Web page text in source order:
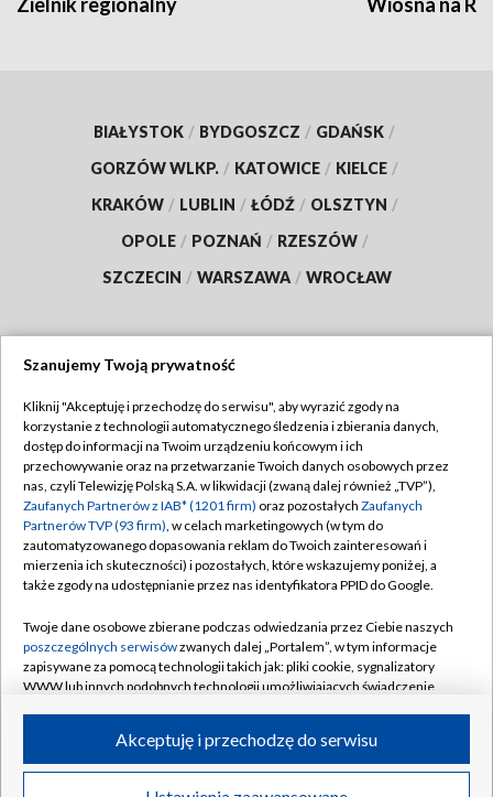
BIAŁYSTOK / BYDGOSZCZ / GDAŃSK /
GORZÓW WLKP. / KATOWICE / KIELCE /
KRAKÓW / LUBLIN / ŁÓDŹ / OLSZTYN /
OPOLE / POZNAŃ / RZESZÓW /
SZCZECIN / WARSZAWA / WROCŁAW
TVP
Abonament TVP
Emisja w TVP
Centrum informacji TVP
Naziemna Telewizja Cyfrowa
Rada Programowa
System NOS
Informacje o nadawcy
Program dla prasy
Regulamin TVP
Polityka prywatności
Moje zgody
Pomoc
Kontakt
Kanały
©2026 Telewizja Polska S.A. w likwidacji
Szanujemy Twoją prywatność
Kliknij "Akceptuję i przechodzę do serwisu", aby wyrazić zgody na
korzystanie z technologii automatycznego śledzenia i zbierania danych,
dostęp do informacji na Twoim urządzeniu końcowym i ich
przechowywanie oraz na przetwarzanie Twoich danych osobowych przez
nas, czyli Telewizję Polską S.A. w likwidacji (zwaną dalej również „TVP”),
Zaufanych Partnerów z IAB* (1201 firm) oraz pozostałych Zaufanych
Partnerów TVP (93 firm), w celach marketingowych (w tym do
zautomatyzowanego dopasowania reklam do Twoich zainteresowań i
mierzenia ich skuteczności) i pozostałych, które wskazujemy poniżej, a
także zgody na udostępnianie przez nas identyfikatora PPID do Google.
Twoje dane osobowe zbierane podczas odwiedzania przez Ciebie naszych
poszczególnych serwisówzwanych dalej „Portalem”, w tym informacje
zapisywane za pomocą technologii takich jak: pliki cookie, sygnalizatory
WWW lub innych podobnych technologii umożliwiających świadczenie
ruchu w Internecie.
Twoje dane osobowe zbierane podczas odwiedzania przez Ciebie
Akceptuję i przechodzę do serwisu